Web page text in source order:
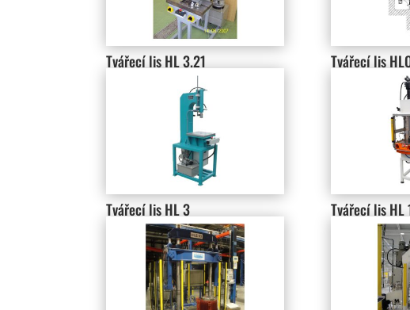
Tvářecí lis HL 3.21 Tvářecí lis
Tvářecí lis HL 3 Tvářecí lis HL